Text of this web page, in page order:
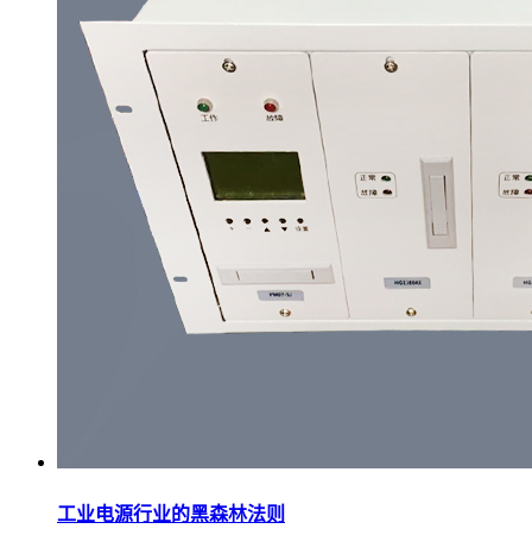
工业电源行业的黑森林法则